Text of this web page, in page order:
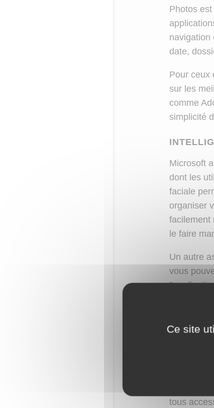
Photos
navigation
date,
Pour ceux
sur les
comme
simplicité
Microsoft
dont les
faciale
organiser
facilement
le faire
Un autre
vous
étiqueter
Une des
images
tous
Ce site